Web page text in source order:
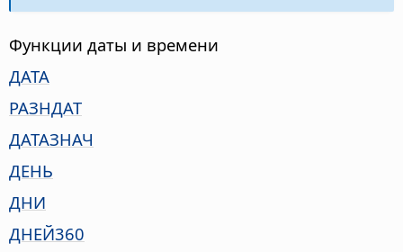
Функции даты и времени
ДАТА
РАЗНДАТ
ДАТАЗНАЧ
ДЕНЬ
ДНИ
ДНЕЙ360